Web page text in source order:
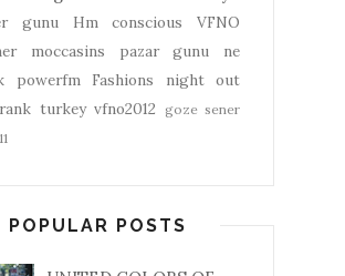
gunu Hm conscious
VFNO
moccasins
pazar gunu ne
powerfm
Fashions night out
turkey vfno2012
goze sener
POPULAR POSTS